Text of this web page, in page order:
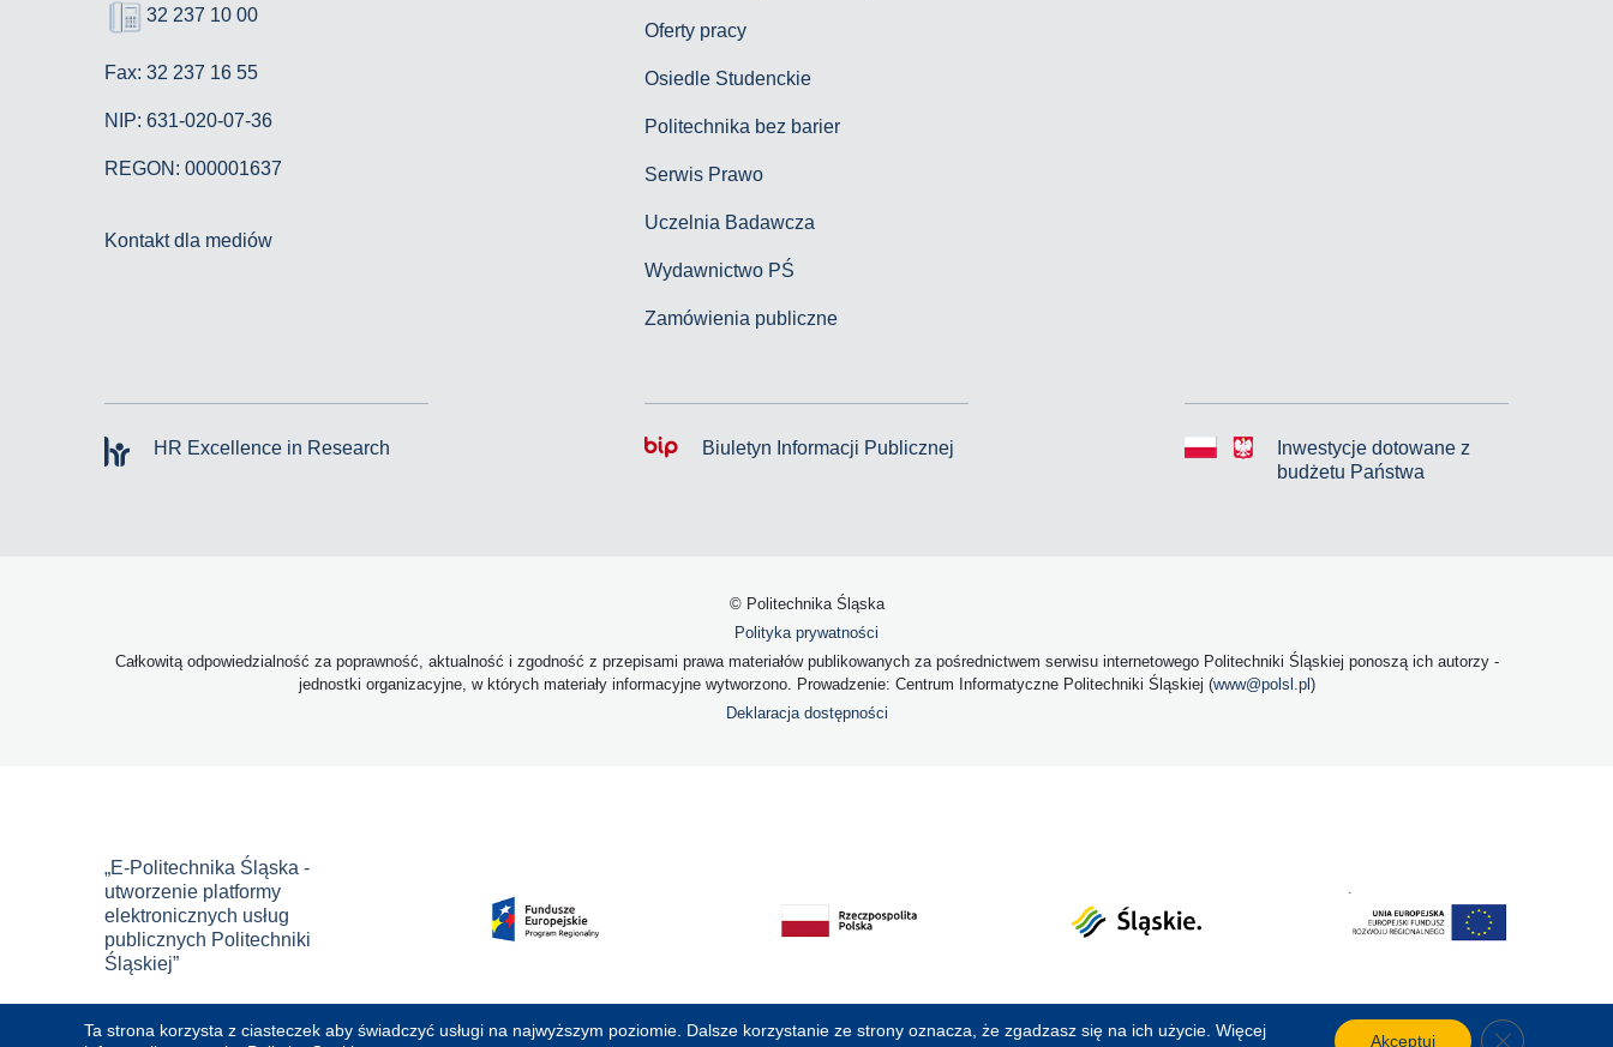
32 237 10 00
Fax: 32 237 16 55
NIP: 631-020-07-36
REGON: 000001637
Kontakt dla mediów
Oferty pracy
Osiedle Studenckie
Politechnika bez barier
Serwis Prawo
Uczelnia Badawcza
Wydawnictwo PŚ
Zamówienia publiczne
HR Excellence in Research Biuletyn Informacji Publicznej
Inwestycje dotowane z
budżetu Państwa
© Politechnika Śląska
Polityka prywatności
Całkowitą odpowiedzialność za poprawność, aktualność i zgodność z przepisami prawa materiałów publikowanych za pośrednictwem serwisu internetowego Politechniki Śląskiej ponoszą ich autorzy -
jednostki organizacyjne, w których materiały informacyjne wytworzono. Prowadzenie: Centrum Informatyczne Politechniki Śląskiej (www@polsl.pl )
Deklaracja dostępności
„E-Politechnika Śląska -
utworzenie platformy
elektronicznych usług
publicznych Politechniki
Śląskiej”
Ta strona korzysta z ciasteczek aby świadczyć usługi na najwyższym poziomie. Dalsze korzystanie ze strony oznacza, że zgadzasz się na ich użycie. Więcej
Akceptuj Close GDPR